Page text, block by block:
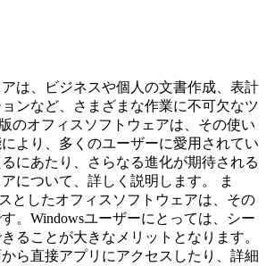
は、ビジネスや個人の文書作成、表計
ンなど、さまざまな作業に不可欠なツ
のオフィスソフトウェアは、その使い
より、多くのユーザーに愛用されてい
にあたり、さらなる進化が期待される
について、詳しく説明します。 ま
としたオフィスソフトウェアは、その
。Windowsユーザーにとっては、シー
ることが大きなメリットとなります。
ら直接アプリにアクセスしたり、詳細